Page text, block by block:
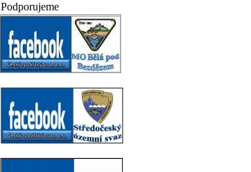
Podporujeme